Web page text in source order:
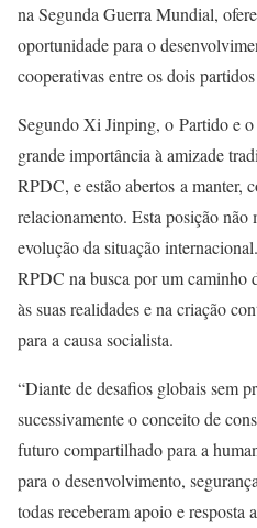
na Segunda Guerra Mundial,
oportunidade para o
cooperativas entre os dois partidos
Segundo Xi Jinping, o Partido e
grande importância à amizade
RPDC, e estão abertos a manter,
relacionamento. Esta posição não
evolução da situação
RPDC na busca por um caminho
às suas realidades e na criação
para a causa socialista.
“Diante de desafios globais sem
sucessivamente o conceito de
futuro compartilhado para a
para o desenvolvimento,
todas receberam apoio e